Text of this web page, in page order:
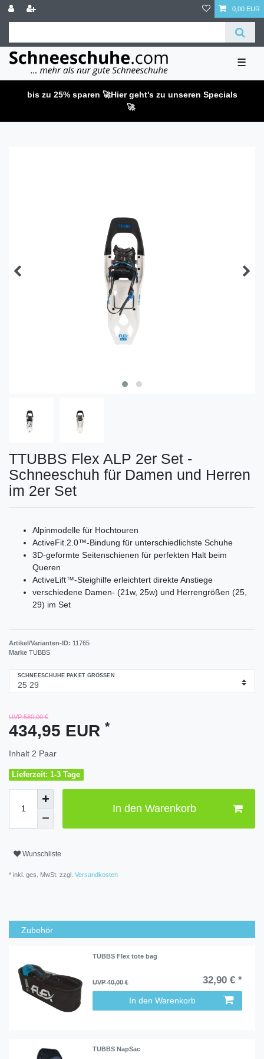
0,00 EUR
☰
bis zu 25% sparen 🚀Hier geht's zu unseren Specials
🚀
TTUBBS Flex ALP 2er Set -
Schneeschuh für Damen und Herren
im 2er Set
Alpinmodelle für Hochtouren
ActiveFit.2.0™-Bindung für unterschiedlichste Schuhe
3D-geformte Seitenschienen für perfekten Halt beim
Queren
ActiveLift™-Steighilfe erleichtert direkte Anstiege
verschiedene Damen- (21w, 25w) und Herrengrößen (25,
29) im Set
Artikel/Varianten-ID: 11765
Marke TUBBS
SCHNEESCHUHE PAKET GRÖSSEN
UVP 580,00 €
434,95 EUR *
Inhalt 2 Paar
Lieferzeit: 1-3 Tage
In den Warenkorb
Wunschliste
* inkl. ges. MwSt. zzgl. Versandkosten
Zubehör
TUBBS Flex tote bag
UVP 40,00 € 32,90 € *
In den Warenkorb
TUBBS NapSac